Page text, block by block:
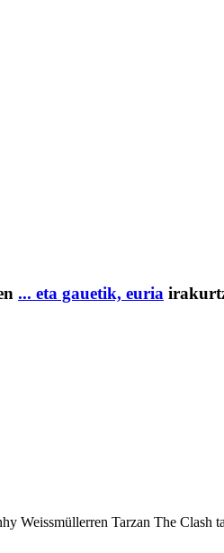
... eta gauetik, euria
Weissmüllerren Tarzan The